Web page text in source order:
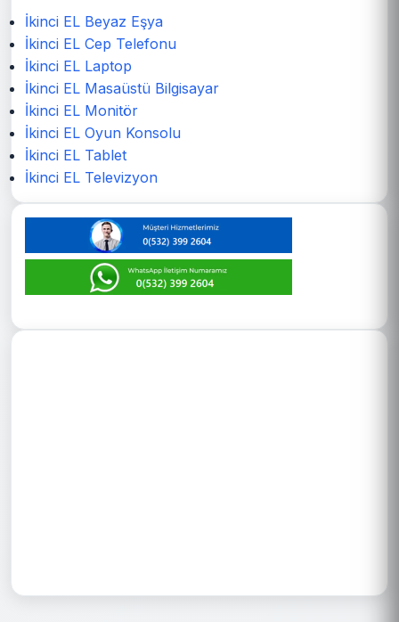
İkinci EL Beyaz Eşya
İkinci EL Cep Telefonu
İkinci EL Laptop
İkinci EL Masaüstü Bilgisayar
İkinci EL Monitör
İkinci EL Oyun Konsolu
İkinci EL Tablet
İkinci EL Televizyon